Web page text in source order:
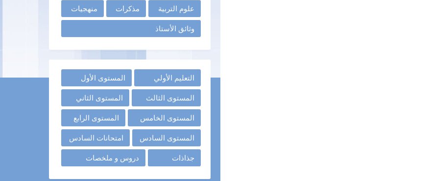
علوم التربية مذكرات منهجيات
وثائق الأستاذ
التعليم الأولي المستوى الأول
المستوى الثالث المستوى الثاني
المستوى الخامس المستوى الرابع
المستوى السادس امتحانات السادس
جذاذات دروس و ملخصات